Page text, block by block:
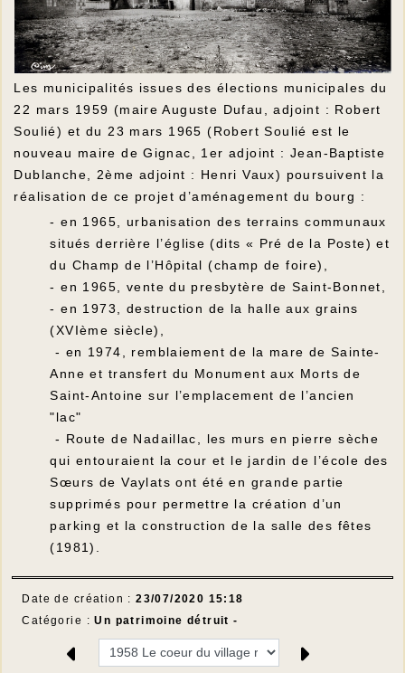
Les municipalités issues des élections municipales du
22 mars 1959 (maire Auguste Dufau, adjoint : Robert
Soulié) et du 23 mars 1965 (Robert Soulié est le
nouveau maire de Gignac, 1er adjoint : Jean-Baptiste
Dublanche, 2ème adjoint : Henri Vaux) poursuivent la
réalisation de ce projet d’aménagement du bourg :
- en 1965, urbanisation des terrains communaux
situés derrière l’église (dits « Pré de la Poste) et
du Champ de l’Hôpital (champ de foire),
- en 1965, vente du presbytère de Saint-Bonnet,
- en 1973, destruction de la halle aux grains
(XVIème siècle),
- en 1974, remblaiement de la mare de Sainte-
Anne et transfert du Monument aux Morts de
Saint-Antoine sur l’emplacement de l’ancien
"lac"
- Route de Nadaillac, les murs en pierre sèche
qui entouraient la cour et le jardin de l’école des
Sœurs de Vaylats ont été en grande partie
supprimés pour permettre la création d’un
parking et la construction de la salle des fêtes
(1981).
Date de création :23/07/2020 15:18
Catégorie :Un patrimoine détruit -